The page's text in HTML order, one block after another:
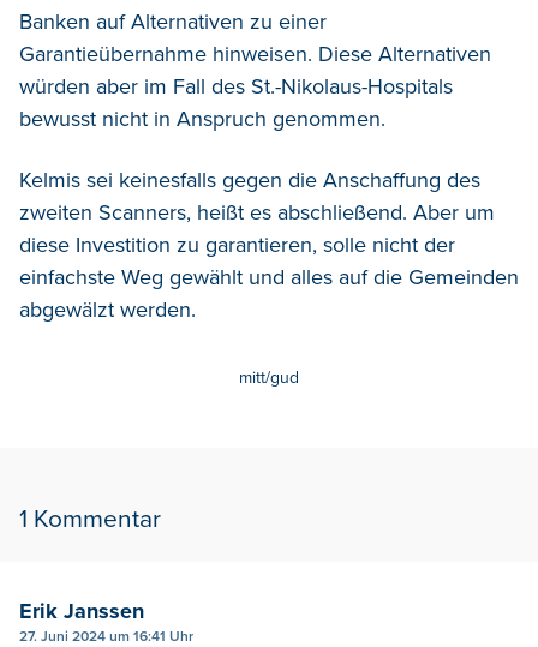
Banken auf Alternativen zu einer
Garantieübernahme hinweisen. Diese Alternativen
würden aber im Fall des St.-Nikolaus-Hospitals
bewusst nicht in Anspruch genommen.
Kelmis sei keinesfalls gegen die Anschaffung des
zweiten Scanners, heißt es abschließend. Aber um
diese Investition zu garantieren, solle nicht der
einfachste Weg gewählt und alles auf die Gemeinden
abgewälzt werden.
mitt/gud
1 Kommentar
Erik Janssen
27. Juni 2024 um 16:41 Uhr